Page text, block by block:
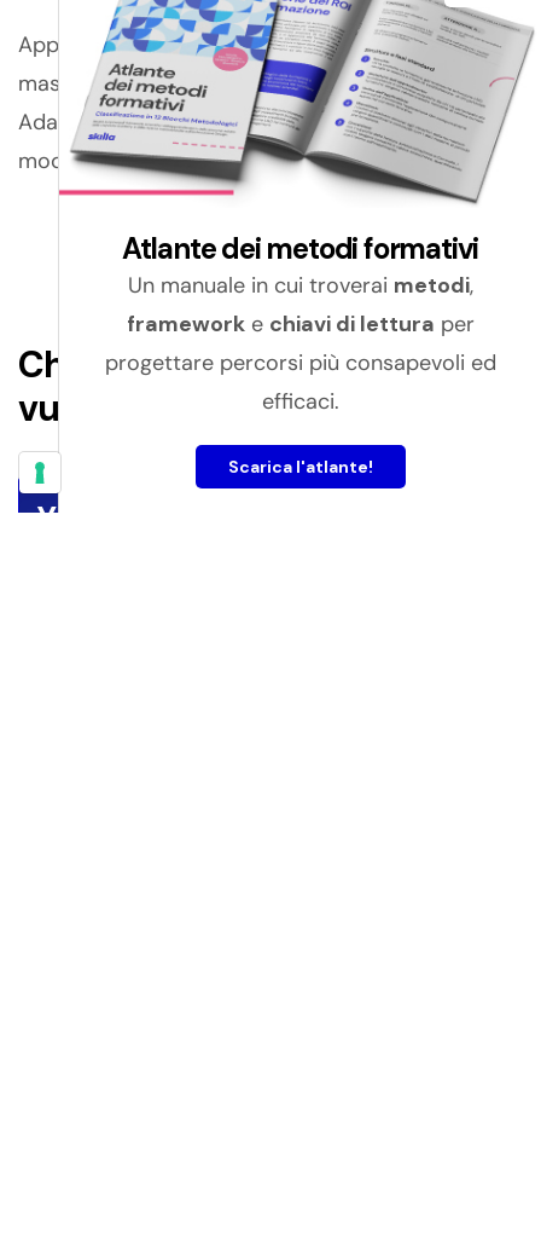
Approccio strategico, apprendimento attivo,
mastery and blended eLearning, gamification.
Adatta i nostri Learning Path, seleziona i singoli
moduli, costruisci percorsi completi multilingua.
Che competenze
vuoi sviluppare?
You and AI
Atlante dei metodi formativi
Un manuale in cui troverai metodi,
frameworke chiavi di lettura per
progettare percorsi più consapevoli ed
efficaci.
Scarica l'atlante!